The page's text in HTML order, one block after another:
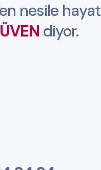
nesile hayat
diyor.